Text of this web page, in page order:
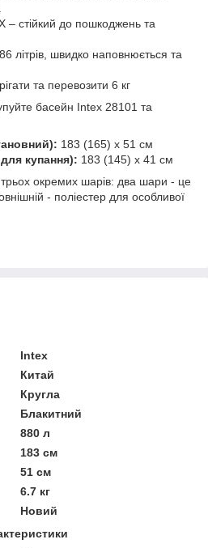
стійкий до пошкоджень та
літрів, швидко наповнюється та
та перевозити 6 кг
басейн Intex 28101 та
183 (165) х 51 см
купання): 183 (145) х 41 см
трьох окремих шарів: два шари - це
- поліестер для особливої
Intex
Китай
Кругла
Блакитний
880 л
183 см
51 см
6.7 кг
Новий